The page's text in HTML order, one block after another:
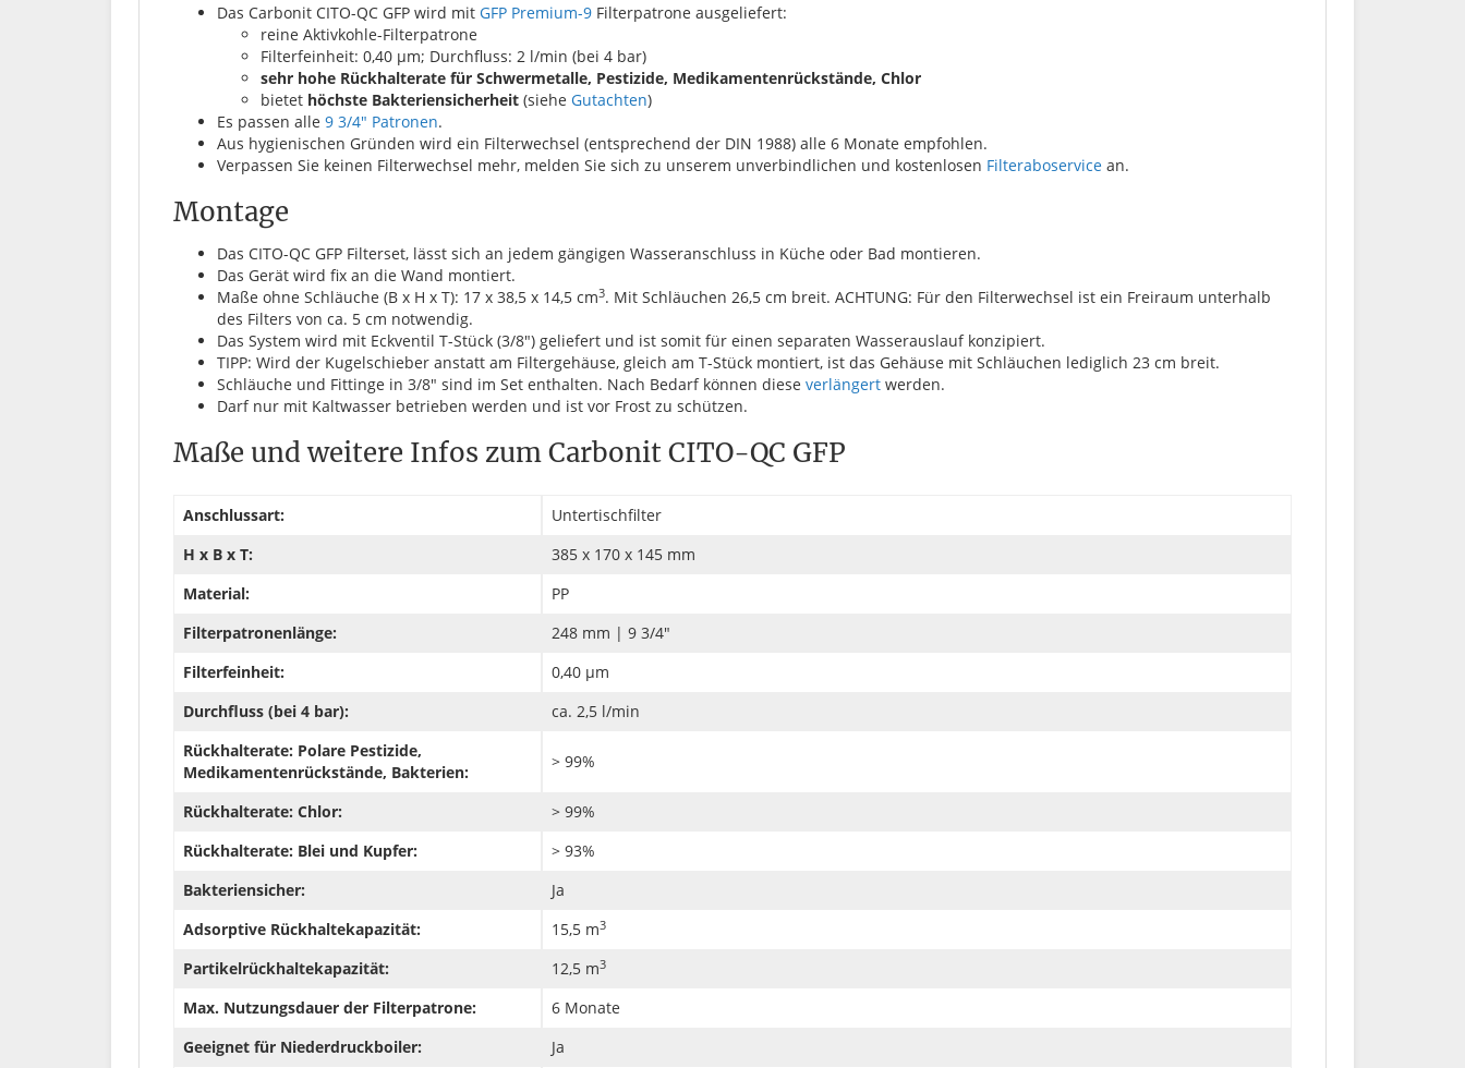
Das Carbonit CITO-QC GFP wird mit GFP Premium-9 Filterpatrone ausgeliefert:
reine Aktivkohle-Filterpatrone
Filterfeinheit: 0,40 µm; Durchfluss: 2 l/min (bei 4 bar)
sehr hohe Rückhalterate für Schwermetalle, Pestizide, Medikamentenrückstände, Chlor
bietet höchste Bakteriensicherheit (siehe Gutachten)
Es passen alle 9 3/4" Patronen.
Aus hygienischen Gründen wird ein Filterwechsel (entsprechend der DIN 1988) alle 6 Monate empfohlen.
Verpassen Sie keinen Filterwechsel mehr, melden Sie sich zu unserem unverbindlichen und kostenlosen Filteraboservice an.
Montage
Das CITO-QC GFP Filterset, lässt sich an jedem gängigen Wasseranschluss in Küche oder Bad montieren.
Das Gerät wird fix an die Wand montiert.
Maße ohne Schläuche (B x H x T): 17 x 38,5 x 14,5 cm3. Mit Schläuchen 26,5 cm breit. ACHTUNG: Für den Filterwechsel ist ein Freiraum unterhalb
des Filters von ca. 5 cm notwendig.
Das System wird mit Eckventil T-Stück (3/8") geliefert und ist somit für einen separaten Wasserauslauf konzipiert.
TIPP: Wird der Kugelschieber anstatt am Filtergehäuse, gleich am T-Stück montiert, ist das Gehäuse mit Schläuchen lediglich 23 cm breit.
Schläuche und Fittinge in 3/8" sind im Set enthalten. Nach Bedarf können diese verlängert werden.
Darf nur mit Kaltwasser betrieben werden und ist vor Frost zu schützen.
Maße und weitere Infos zum Carbonit CITO-QC GFP
Anschlussart:
Untertischfilter
H x B x T:
385 x 170 x 145 mm
Material:
PP
Filterpatronenlänge:
248 mm | 9 3/4"
Filterfeinheit:
0,40 µm
Durchfluss (bei 4 bar):
ca. 2,5 l/min
Rückhalterate: Polare Pestizide,
Medikamentenrückstände, Bakterien:
> 99%
Rückhalterate: Chlor:
> 99%
Rückhalterate: Blei und Kupfer:
> 93%
Bakteriensicher:
Ja
Adsorptive Rückhaltekapazität:
15,5 m3
Partikelrückhaltekapazität: 12,5 m3
Max. Nutzungsdauer der Filterpatrone:
6 Monate
Geeignet für Niederdruckboiler:
Ja